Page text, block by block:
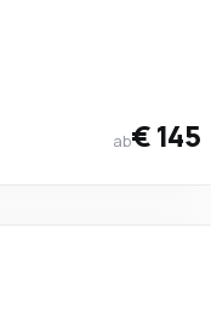
ab€ 145